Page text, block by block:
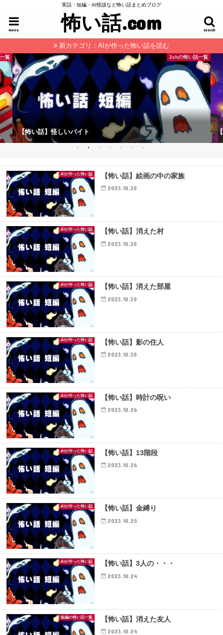
実話・短編・AI怪談など怖い話まとめブログ
怖い話.com search
menu
新カテゴリ：AIが作った怖い話を読む
覧 2chの怖い話一覧
【怖い話】怪しいバイト
AIが作った怖い話 【怖い話】絵画の中の家族
2023.10.30
AIが作った怖い話 【怖い話】消えた村
2023.10.30
AIが作った怖い話 【怖い話】消えた部屋
2023.10.30
AIが作った怖い話 【怖い話】影の住人
2023.10.30
AIが作った怖い話 【怖い話】時計の呪い
2023.10.26
AIが作った怖い話 【怖い話】13階段
2023.10.26
AIが作った怖い話 【怖い話】金縛り
2023.10.25
AIが作った怖い話 【怖い話】3人の・・・
2023.10.24
短編の怖い話一覧 【怖い話】消えた友人
2023.10.24